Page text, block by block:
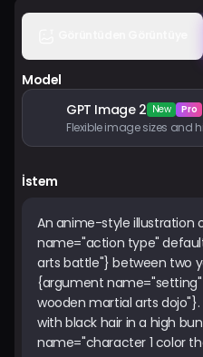
Giriş
Model
GPT Image 2 New Pro
Flexible image sizes and
İstem